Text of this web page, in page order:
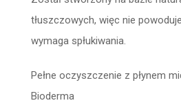
tłuszczowych, więc nie
wymaga spłukiwania.
Pełne oczyszczenie z płynem
Bioderma